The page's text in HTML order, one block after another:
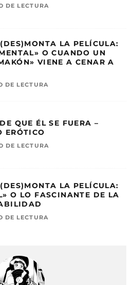
DE LECTURA
LA PELÍCULA:
O CUANDO UN
VIENE A CENAR A
DE LECTURA
QUE ÉL SE FUERA –
ERÓTICO
DE LECTURA
LA PELÍCULA:
O LO FASCINANTE DE LA
DE LECTURA